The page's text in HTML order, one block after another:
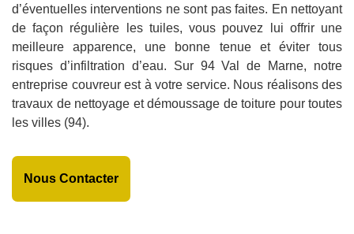
d’éventuelles interventions ne sont pas faites. En nettoyant
de façon régulière les tuiles, vous pouvez lui offrir une
meilleure apparence, une bonne tenue et éviter tous
risques d’infiltration d’eau. Sur 94 Val de Marne, notre
entreprise couvreur est à votre service. Nous réalisons des
travaux de nettoyage et démoussage de toiture pour toutes
les villes (94).
Nous Contacter